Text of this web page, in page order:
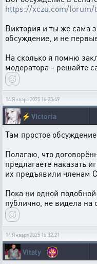
https://xczu.com/forum/
Виктория и ты же сама
обсуждение, и не
На сколько я помню
модератора - решайте
14 Января 2025 16:23:49
⚡ Victoria
Там простое
Полагаю, что
предлагаете наказать
их предъявили членам
Пока ни одной
публично, не видела на
14 Января 2025 16:32:21
Vitaly